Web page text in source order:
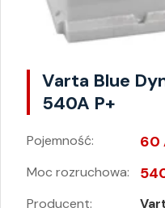
Varta Blue
540A P+
Pojemność: 60
Moc rozruchowa:
Producent: